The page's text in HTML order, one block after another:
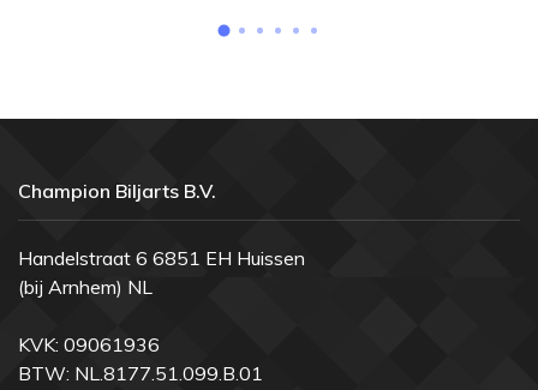
Champion Biljarts B.V.
Handelstraat 6 6851 EH Huissen
(bij Arnhem) NL
KVK: 09061936
BTW: NL.8177.51.099.B.01